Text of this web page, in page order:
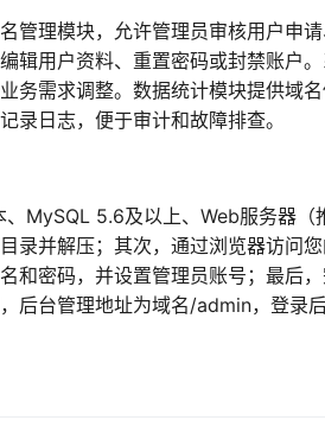
管理模块，允许管理员审核用户申
辑用户资料、重置密码或封禁账户
务需求调整。数据统计模块提供域
录日志，便于审计和故障排查。
、MySQL 5.6及以上、Web服务器
录并解压；其次，通过浏览器访问
和密码，并设置管理员账号；最后
后台管理地址为域名/admin，登录